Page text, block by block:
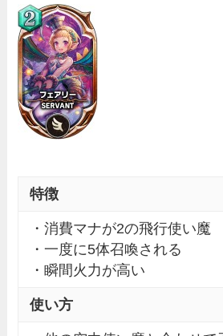
特徴
・消費マナが2の飛行使い魔
・一度に5体召喚される
・瞬間火力が高い
使い方